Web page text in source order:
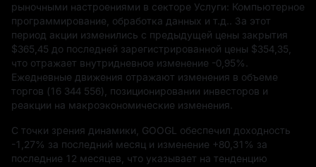
рыночными настроениями в секторе Услуги: Компьютерное
программирование, обработка данных и т.д.. За этот
период акции изменились с предыдущей цены закрытия
$365,45 до последней зарегистрированной цены $354,35,
что отражает внутридневное изменение -0,95%
Ежедневные движения отражают изменения в объеме
торгов (16 344 556), позиционировании инвесторов и
реакции на макроэкономические изменения.
С точки зрения динамики, GOOGL обеспечил доходность
-1,27% за последний месяц и изменение +80,31% за
последние 12 месяцев, что указывает на тенденцию